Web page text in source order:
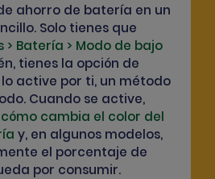
ahorro de batería en un
Solo tienes que
> Batería > Modo de bajo
tienes la opción de
active por ti, un método
Cuando se active,
cómo cambia el color del
y, en algunos modelos,
el porcentaje de
por consumir.